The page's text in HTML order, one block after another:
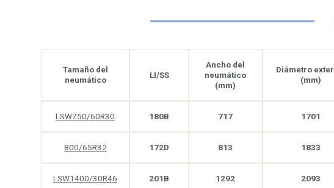
Tamaño del
neumático
LI/SS
Ancho del
neumático
(mm)
Diámetro
(mm)
LSW750/60R30 180B 717 1701
800/65R32 172D 813 1833
LSW1400/30R46 201B 1292 2093